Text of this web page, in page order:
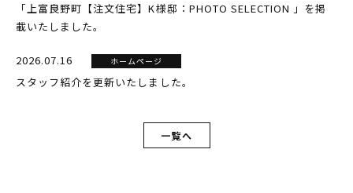
「上富良野町【注文住宅】K様邸：PHOTO SELECTION 」を掲
載いたしました。
2026.07.16 ホームページ
スタッフ紹介を更新いたしました。
一覧へ